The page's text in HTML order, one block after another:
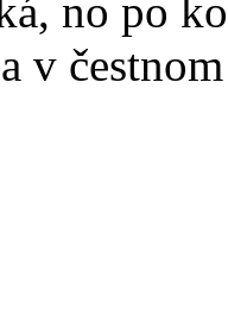
no po
v